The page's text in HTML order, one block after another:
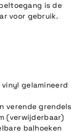
is de
voor gebruik.
gelamineerd
verende grendels
(verwijderbaar)
balhoeken